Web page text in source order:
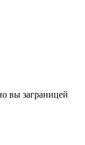
вы заграницей